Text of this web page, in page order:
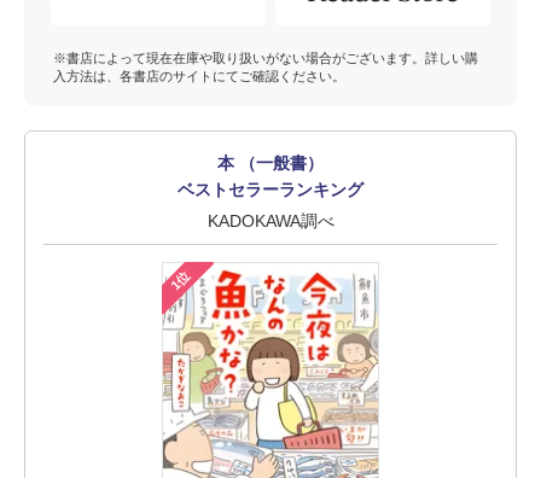
※書店によって現在在庫や取り扱いがない場合がございます。詳しい購
入方法は、各書店のサイトにてご確認ください。
本 （一般書）
ベストセラーランキング
KADOKAWA調べ
1位